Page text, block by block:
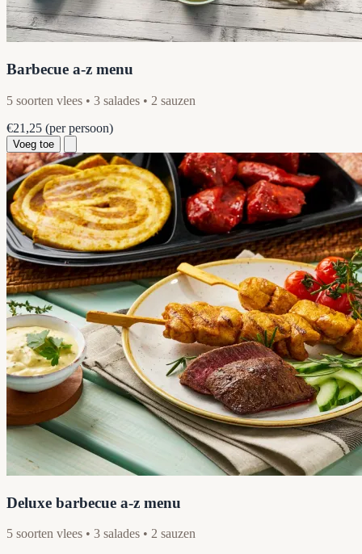
Barbecue a-z menu
5 soorten vlees • 3 salades • 2 sauzen
€21,25 (per persoon)
Voeg toe
Deluxe barbecue a-z menu
5 soorten vlees • 3 salades • 2 sauzen